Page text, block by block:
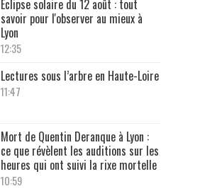
Éclipse solaire du 12 août : tout
savoir pour l'observer au mieux à
Lyon
12:35
Lectures sous l’arbre en Haute-Loire
11:47
Mort de Quentin Deranque à Lyon :
ce que révèlent les auditions sur les
heures qui ont suivi la rixe mortelle
10:59